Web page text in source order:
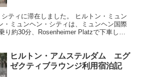
ティに滞在しました。 ヒルトン・ミュン
・ミュンヘン・シティは、ミュンヘン国際
り約30分、Rosenheimer Platzで下車し徒
ヒルトン・アムステルダム エグ
ゼクティブラウンジ利用宿泊記